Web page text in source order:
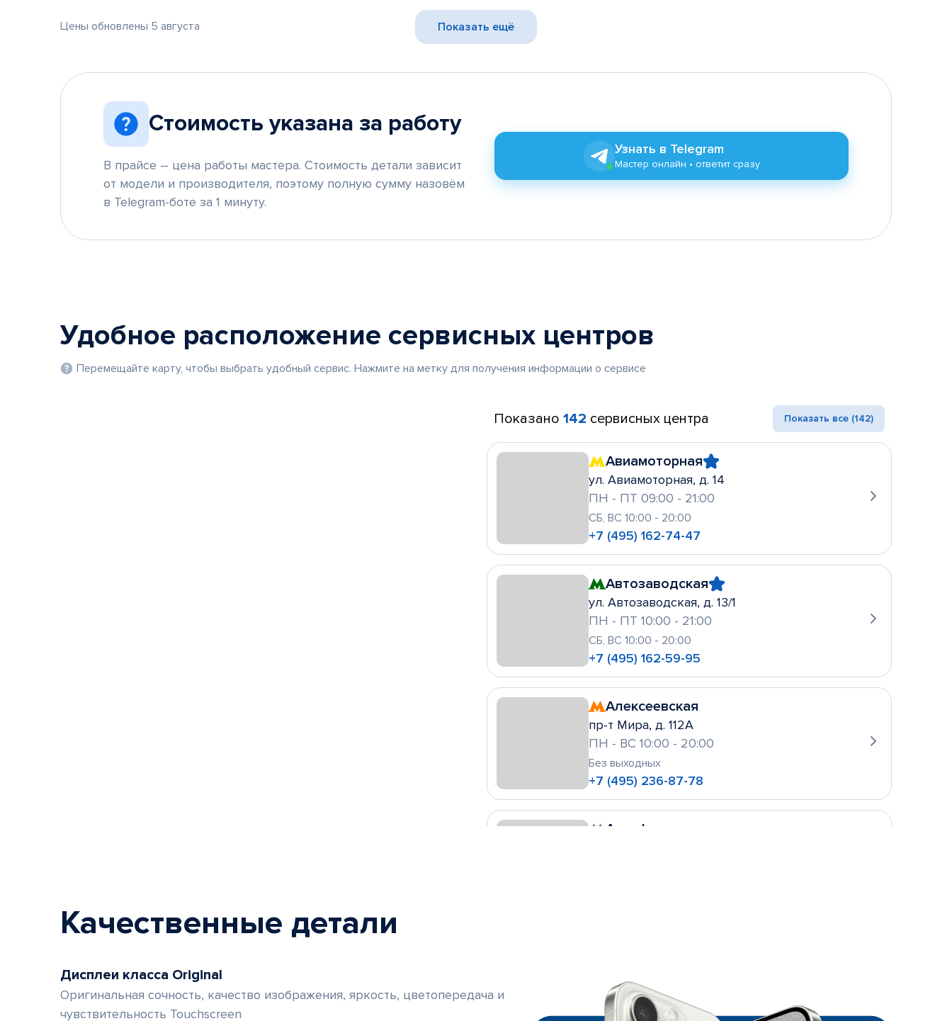
Цены обновлены 5 августа Показать ещё
Стоимость указана за работу
В прайсе – цена работы мастера. Стоимость детали зависит
от модели и производителя, поэтому полную сумму назовём
в Telegram-боте за 1 минуту.
Узнать в Telegram
Мастер онлайн • ответит сразу
Удобное расположение сервисных центров
Перемещайте карту, чтобы выбрать удобный сервис. Нажмите на метку для получения информации о сервисе
Показано 142 сервисных центра Показать все (142)
Авиамоторная
ул. Авиамоторная, д. 14
ПН - ПТ 09:00 - 21:00
СБ, ВС 10:00 - 20:00
+7 (495) 162-74-47
Автозаводская
ул. Автозаводская, д. 13/1
ПН - ПТ 10:00 - 21:00
СБ, ВС 10:00 - 20:00
+7 (495) 162-59-95
Алексеевская
пр-т Мира, д. 112А
ПН - ВС 10:00 - 20:00
Без выходных
+7 (495) 236-87-78
Алтуфьево
ПН - ПТ 09:00 - 21:00
СБ, ВС 10:00 - 21:00
Качественные детали
Дисплеи класса Original
Оригинальная сочность, качество изображения, яркость, цветопередача и
чувствительность Touchscreen